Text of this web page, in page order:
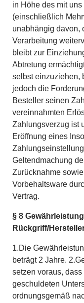
in Höhe des mit
(einschließlich
unabhängig davon,
Verarbeitung
bleibt zur
Abtretung
selbst einzuziehen,
jedoch die
Besteller seinen
vereinnahmten
Zahlungsverzug ist
Eröffnung eines
Geltendmachung
Zurücknahme
Vorbehaltsware
Vertrag.
§ 8
Rückgriff/
1.Die
beträgt 2 Jahre.
setzen voraus,
geschuldeten
ordnungsgemäß